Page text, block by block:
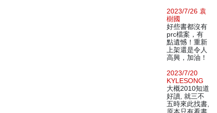
2023/7/26 袁
樹國
好些書都沒有
prc檔案，有
點遺憾！重新
上架還是令人
高興，加油！
2023/7/20
KYLESONG
大概2010知道
好讀, 就三不
五時來此找書,